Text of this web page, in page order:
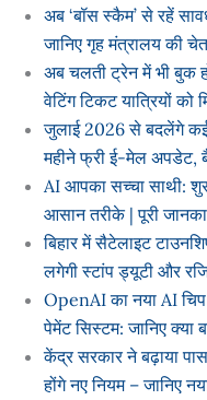
अब ‘बॉस स्कैम’ से रहें
जानिए गृह मंत्रालय की
अब चलती ट्रेन में भी बुक
वेटिंग टिकट यात्रियों को
जुलाई 2026 से बदलेंगे कई
महीने फ्री ई-मेल अपडेट,
AI आपका सच्चा साथी:
आसान तरीके | पूरी
बिहार में सैटेलाइट
लगेगी स्टांप ड्यूटी और
OpenAI का नया AI
पेमेंट सिस्टम: जानिए क्या
केंद्र सरकार ने बढ़ाया
होंगे नए नियम – जानिए